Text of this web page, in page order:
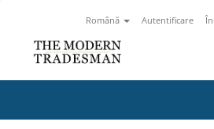
Română Autentificare